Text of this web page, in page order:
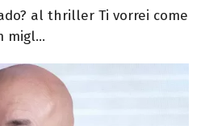
al thriller Ti vorrei come
migl...